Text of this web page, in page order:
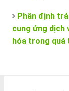
Phân định
cung ứng dịch
hóa trong quá